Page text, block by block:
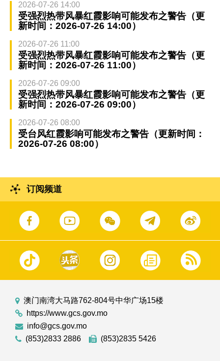
2026-07-26 14:00
受强烈热带风暴红霞影响可能发布之警告（更
新时间：2026-07-26 14:00）
2026-07-26 11:00
受强烈热带风暴红霞影响可能发布之警告（更
新时间：2026-07-26 11:00）
2026-07-26 09:00
受强烈热带风暴红霞影响可能发布之警告（更
新时间：2026-07-26 09:00）
2026-07-26 08:00
受台风红霞影响可能发布之警告（更新时间：
2026-07-26 08:00）
订阅频道
澳门南湾大马路762-804号中华广场15楼
https://www.gcs.gov.mo
info@gcs.gov.mo
(853)2833 2886
(853)2835 5426